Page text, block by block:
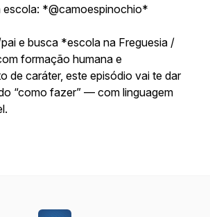
escola: *@camoespinochio*
e busca *escola na Freguesia /
formação humana e
de caráter, este episódio vai te dar
“como fazer” — com linguagem